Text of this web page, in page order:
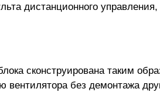
дистанционного
сконструирована таким
вентилятора без демонтажа